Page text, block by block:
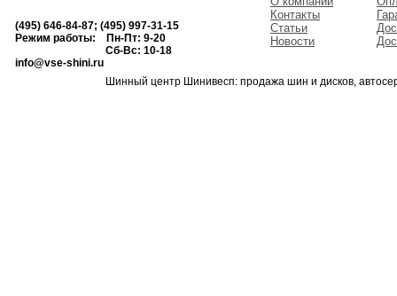
(495) 646-84-87; (495) 997-31-15
Режим работы: Пн-Пт: 9-20
Сб-Вс: 10-18
info@vse-shini.ru
Контакты
Статьи
Новости
Шинный центр Шинивесп: продажа шин и дисков,